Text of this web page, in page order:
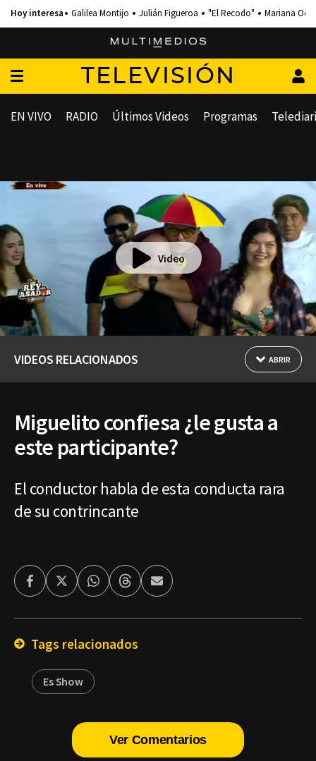
Galilea Montijo Julián Figueroa "El Recodo" Mariana
TELEVISIÓN
EN VIVO RADIO Últimos Videos Programas
Video
VIDEOS RELACIONADOS ABRIR
Miguelito confiesa ¿le gusta a
este participante?
El conductor habla de esta conducta rara
de su contrincante
FacebookTwitterWhatsappThreadsEnviar
por
Tags relacionados
Es Show
Ver Comentarios